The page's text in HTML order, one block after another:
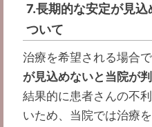
7.長期的な安定が見
ついて
治療を希望される場合
が見込めないと当院が
結果的に患者さんの不
いため、当院では治療